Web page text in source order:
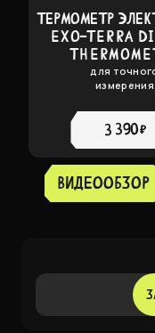
ТЕРМОМЕТР
EXO-TERRA
для
измерения
3 390 ₽
Видеообзор